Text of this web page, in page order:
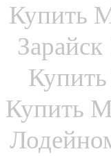
Купить
Зарайск
Купить